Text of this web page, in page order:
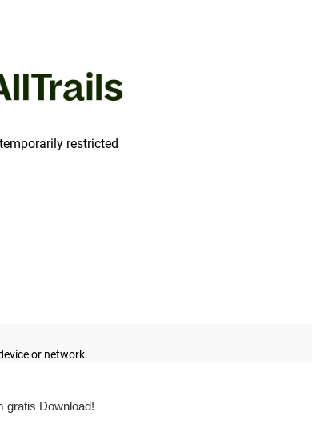
gratis Download!